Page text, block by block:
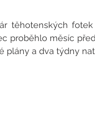
těhotenských
proběhlo měsíc
plány a dva týdny